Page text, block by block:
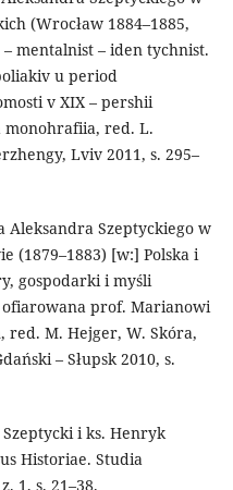
(Wrocław 1884–1885,
mentalnist – iden tychnist.
u period
v ХІХ – pershii
red. L.
Lviv 2011, s. 295–
Aleksandra Szeptyckiego w
(1879–1883) [w:] Polska i
gospodarki i myśli
prof. Marianowi
red. M. Hejger, W. Skóra,
– Słupsk 2010, s.
i ks. Henryk
Historiae. Studia
1, s. 21–38.